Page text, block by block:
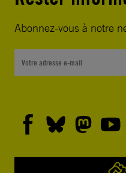
Abonnez-vous à notre